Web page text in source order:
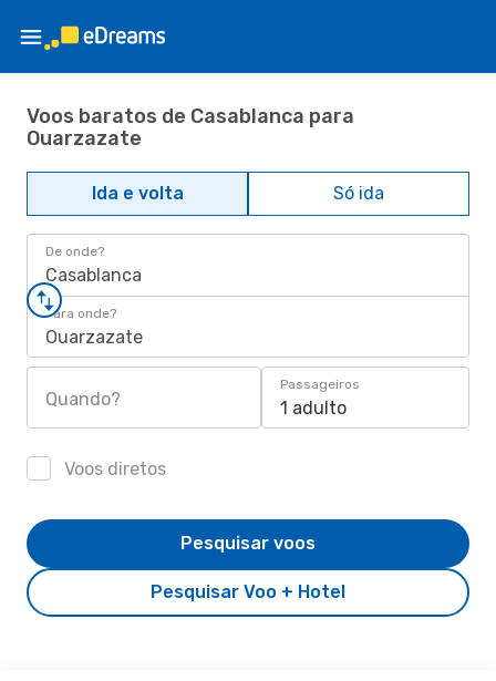
Voos baratos de Casablanca para
Ouarzazate
Ida e volta Só ida
De onde?
Casablanca
Para onde?
Ouarzazate
Quando?
Passageiros
1 adulto
Voos diretos
Pesquisar Voo + Hotel
Pesquisar voos